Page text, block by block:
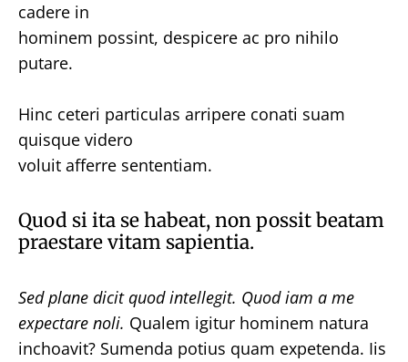
cadere in
hominem possint, despicere ac pro nihilo
putare.
Hinc ceteri particulas arripere conati suam
quisque videro
voluit afferre sententiam.
Quod si ita se habeat, non possit beatam
praestare vitam sapientia.
Sed plane dicit quod intellegit. Quod iam a me
expectare noli. Qualem igitur hominem natura
inchoavit? Sumenda potius quam expetenda. Iis